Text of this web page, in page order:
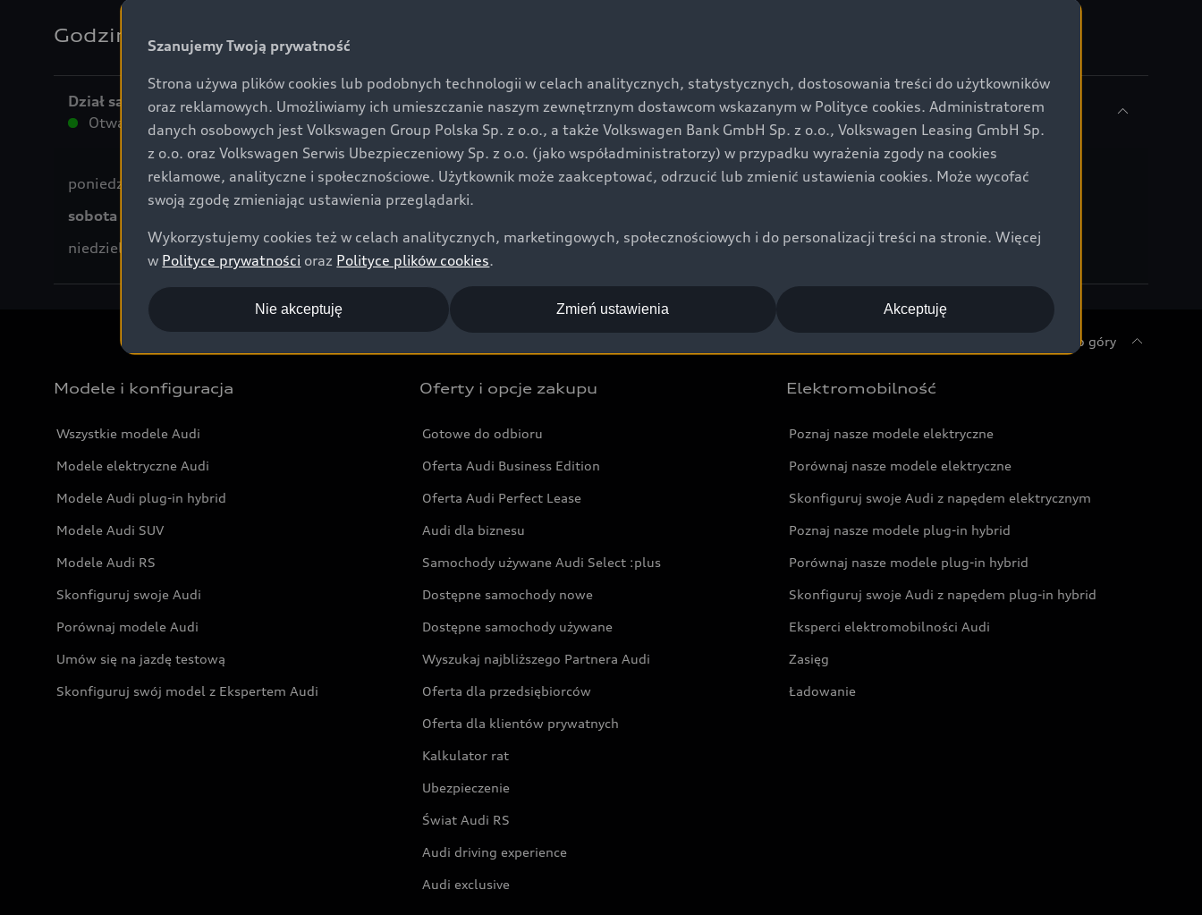
Szanujemy Twoją prywatność
Strona używa plików cookies lub podobnych technologii w celach analitycznych, statystycznych, dostosowania treści do użytkowników
oraz reklamowych. Umożliwiamy ich umieszczanie naszym zewnętrznym dostawcom wskazanym w Polityce cookies. Administratorem
danych osobowych jest Volkswagen Group Polska Sp. z o.o., a także Volkswagen Bank GmbH Sp. z o.o., Volkswagen Leasing GmbH Sp.
z o.o. oraz Volkswagen Serwis Ubezpieczeniowy Sp. z o.o. (jako współadministratorzy) w przypadku wyrażenia zgody na cookies
reklamowe, analityczne i społecznościowe. Użytkownik może zaakceptować, odrzucić lub zmienić ustawienia cookies. Może wycofać
swoją zgodę zmieniając ustawienia przeglądarki.
Wykorzystujemy cookies też w celach analitycznych, marketingowych, społecznościowych i do personalizacji treści na stronie. Więcej
w Polityce prywatności oraz Polityce plików cookies.
Akceptuję
Nie akceptuję Zmień ustawienia
Godziny otwarcia
Dział samochodów nowych
Otwarte do
14:00
poniedziałek - piątek
09:00 - 18:00
sobota
niedziela
Zamknięte
Do góry
Modele i konfiguracja
Wszystkie modele Audi
Modele elektryczne Audi
Modele Audi plug-in hybrid
Modele Audi SUV
Modele Audi RS
Skonfiguruj swoje Audi
Porównaj modele Audi
Umów się na jazdę testową
Skonfiguruj swój model z Ekspertem Audi
Oferty i opcje zakupu
Gotowe do odbioru
Oferta Audi Business Edition
Oferta Audi Perfect Lease
Audi dla biznesu
Samochody używane Audi Select :plus
Dostępne samochody nowe
Dostępne samochody używane
Wyszukaj najbliższego Partnera Audi
Oferta dla przedsiębiorców
Oferta dla klientów prywatnych
Kalkulator rat
Ubezpieczenie
Świat Audi RS
Audi driving experience
Audi exclusive
Elektromobilność
Poznaj nasze modele elektryczne
Porównaj nasze modele elektryczne
Skonfiguruj swoje Audi z napędem elektrycznym
Poznaj nasze modele plug-in hybrid
Porównaj nasze modele plug-in hybrid
Skonfiguruj swoje Audi z napędem plug-in hybrid
Eksperci elektromobilności Audi
Zasięg
Ładowanie